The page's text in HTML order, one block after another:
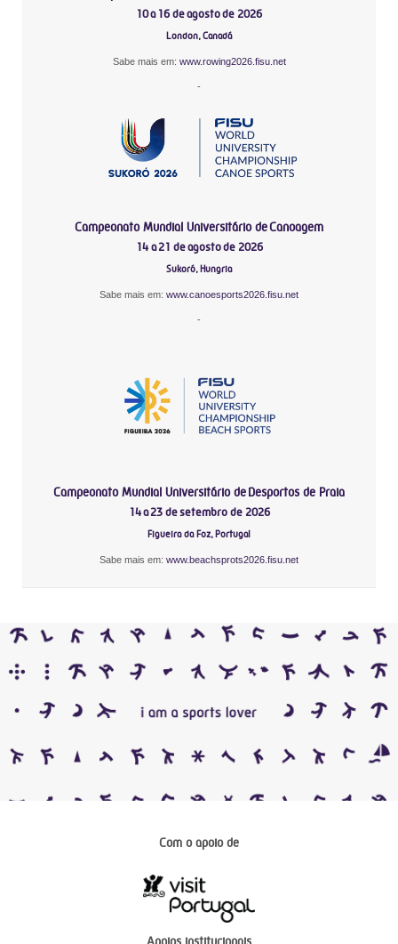
10 a 16 de agosto de 2026
London, Canadá
Sabe mais em: www.rowing2026.fisu.net
-
Campeonato Mundial Universitário de Canoagem
14 a 21 de agosto de 2026
Sukoró, Hungria
Sabe mais em: www.canoesports2026.fisu.net
-
Campeonato Mundial Universitário de Desportos de Praia
14 a 23 de setembro de 2026
Figueira da Foz, Portugal
Sabe mais em: www.beachsprots2026.fisu.net
Com o apoio de